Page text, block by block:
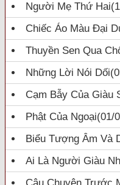
Người Mẹ Thứ Hai
Chiếc Áo Màu Đại
Thuyền Sen Qua
Những Lời Nói Dối
Cạm Bẫy Của Giàu
Phật Của Ngoại(01/
Biểu Tượng Âm Và
Ai Là Người Giàu